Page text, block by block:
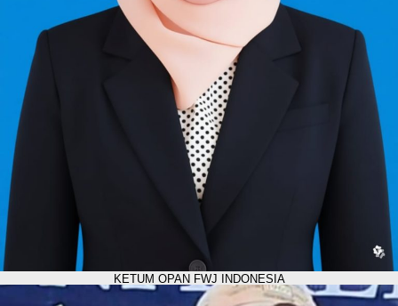
KETUM OPAN FWJ INDONESIA